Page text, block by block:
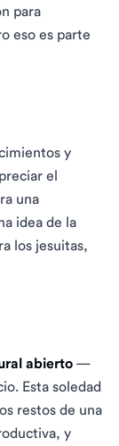
para
eso es parte
y
el
una
idea de la
los jesuitas,
abierto—
Esta soledad
restos de una
y